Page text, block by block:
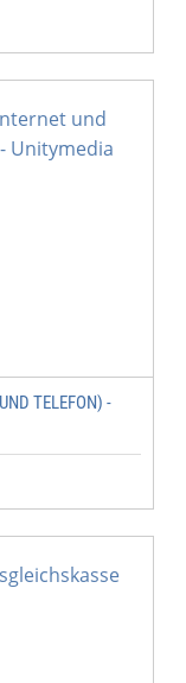
TELEFON) -